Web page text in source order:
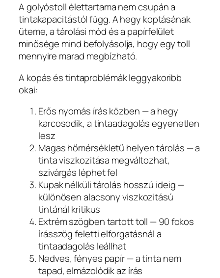
A golyóstoll élettartama nem csupán a
tintakapacitástól függ. A hegy koptásának
üteme, a tárolási mód és a papírfelület
minősége mind befolyásolja, hogy egy toll
mennyire marad megbízható.
A kopás és tintaproblémák leggyakoribb
okai:
Erős nyomás írás közben — a hegy
karcosodik, a tintaadagolás egyenetlen
lesz
Magas hőmérsékletű helyen tárolás — a
tinta viszkozitása megváltozhat,
szivárgás léphet fel
Kupak nélküli tárolás hosszú ideig —
különösen alacsony viszkozitású
tintánál kritikus
Extrém szögben tartott toll — 90 fokos
írásszög feletti elforgatásnál a
tintaadagolás leállhat
Nedves, fényes papír — a tinta nem
tapad, elmázolódik az írás